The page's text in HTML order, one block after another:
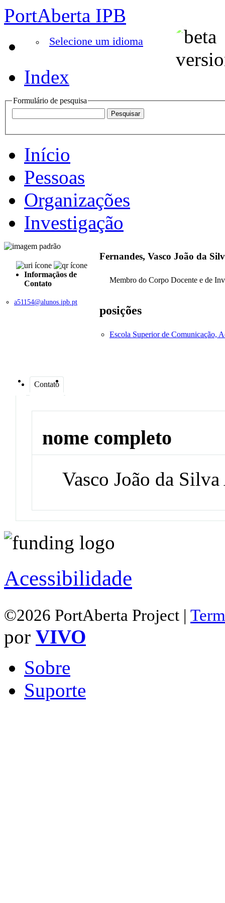
PortAberta IPB
Selecione um idioma
Index
Formulário de pesquisa
Início
Pessoas
Organizações
Investigação
Informaçãos de
Contato
a51154@alunos.ipb.pt
Fernandes, Vasco João da
Membro do Corpo Docente e de
posições
Escola Superior de Comunicação,
Contato
nome completo
Vasco João da
Acessibilidade
©2026 PortAberta Project |
por VIVO
Sobre
Suporte